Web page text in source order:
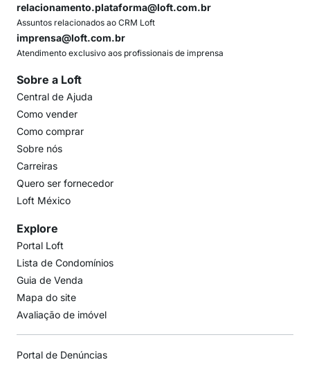
relacionamento.plataforma@loft.com.br
Assuntos relacionados ao CRM Loft
imprensa@loft.com.br
Atendimento exclusivo aos profissionais de imprensa
Sobre a Loft
Central de Ajuda
Como vender
Como comprar
Sobre nós
Carreiras
Quero ser fornecedor
Loft México
Explore
Portal Loft
Lista de Condomínios
Guia de Venda
Mapa do site
Avaliação de imóvel
Portal de Denúncias